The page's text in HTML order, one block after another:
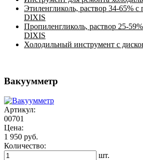
Этиленгликоль, раствор 34-65% с
DIXIS
Пропиленгликоль, раствор 25-
DIXIS
Холодильный инструмент с
Вакуумметр
Артикул:
00701
Цена:
1 950 руб.
Количество:
шт.